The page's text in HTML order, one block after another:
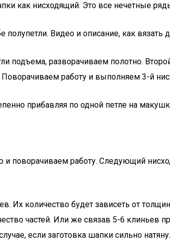
как нисходящий. Это все нечетные
полупетли. Видео и описание, как
подъема, разворачиваем полотно.
работу и выполняем 3-й
прибавляя по одной петле на
поворачиваем работу. Следующий
Их количество будет зависеть от
частей. Или же связав 5-6 клиньев
если заготовка шапки сильно